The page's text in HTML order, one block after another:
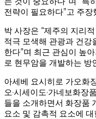
전략이 필요하다”고 주장
박 사장은 “제주의 지리
적극 모색해 관광과 건강
한다”며 최근 관심이 높
로 현무암을 개발하는 방
아세베 요시히로 가오화
오·시세이도·가네보화장
들을 소개하면서 화장품
요소 및 감촉적 요소에